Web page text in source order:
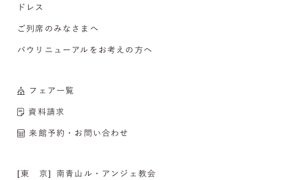
ドレス
ご列席のみなさまへ
バウリニューアルをお考えの方へ
フェア一覧
資料請求
来館予約・お問い合わせ
[東 京] 南青山ル・アンジェ教会